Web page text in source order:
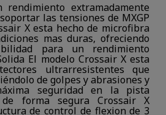
extramadamente
las tensiones de MXGP
X esta hecho de microfibra
mas duras, ofreciendo
para un rendimiento
El modelo Crossair X esta
ultrarresistentes que
de golpes y abrasiones y
seguridad en la pista
forma segura Crossair X
de control de flexion de 3